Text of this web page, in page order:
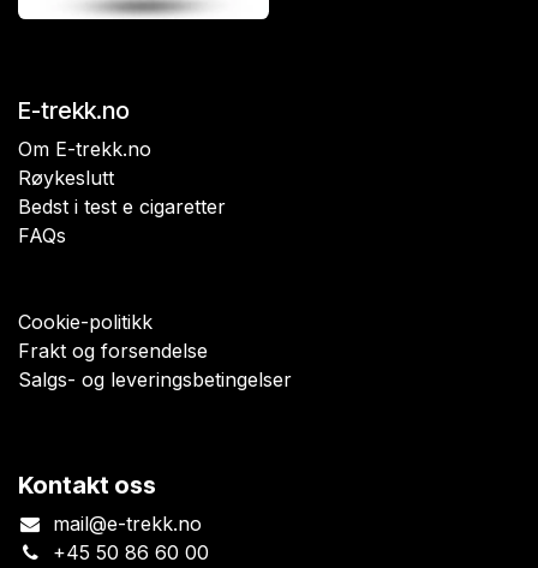
E-trekk.no
Om E-trekk.no
Røykeslutt
Bedst i test e cigaretter
FAQs
Cookie-politikk
Frakt og forsendelse
Salgs- og leveringsbetingelser
Kontakt oss
mail@e-trekk.no
+45 50 86 60 00